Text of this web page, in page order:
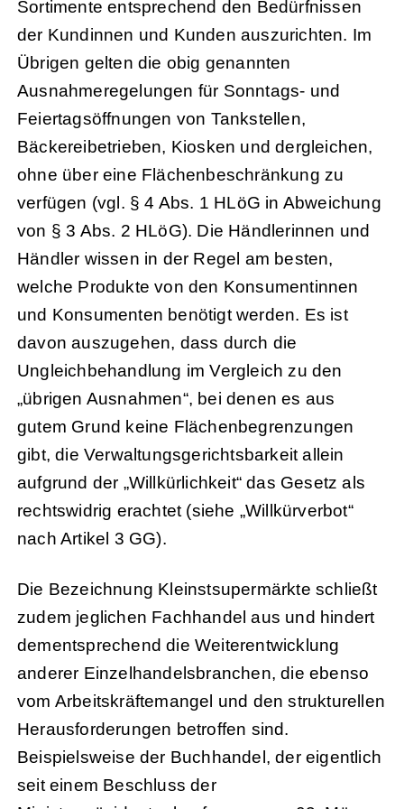
Sortimente entsprechend den Bedürfnissen
der Kundinnen und Kunden auszurichten. Im
Übrigen gelten die obig genannten
Ausnahmeregelungen für Sonntags- und
Feiertagsöffnungen von Tankstellen,
Bäckereibetrieben, Kiosken und dergleichen,
ohne über eine Flächenbeschränkung zu
verfügen (vgl. § 4 Abs. 1 HLöG in Abweichung
von § 3 Abs. 2 HLöG). Die Händlerinnen und
Händler wissen in der Regel am besten,
welche Produkte von den Konsumentinnen
und Konsumenten benötigt werden. Es ist
davon auszugehen, dass durch die
Ungleichbehandlung im Vergleich zu den
„übrigen Ausnahmen“, bei denen es aus
gutem Grund keine Flächenbegrenzungen
gibt, die Verwaltungsgerichtsbarkeit allein
aufgrund der „Willkürlichkeit“ das Gesetz als
rechtswidrig erachtet (siehe „Willkürverbot“
nach Artikel 3 GG).
Die Bezeichnung Kleinstsupermärkte schließt
zudem jeglichen Fachhandel aus und hindert
dementsprechend die Weiterentwicklung
anderer Einzelhandelsbranchen, die ebenso
vom Arbeitskräftemangel und den strukturellen
Herausforderungen betroffen sind.
Beispielsweise der Buchhandel, der eigentlich
seit einem Beschluss der